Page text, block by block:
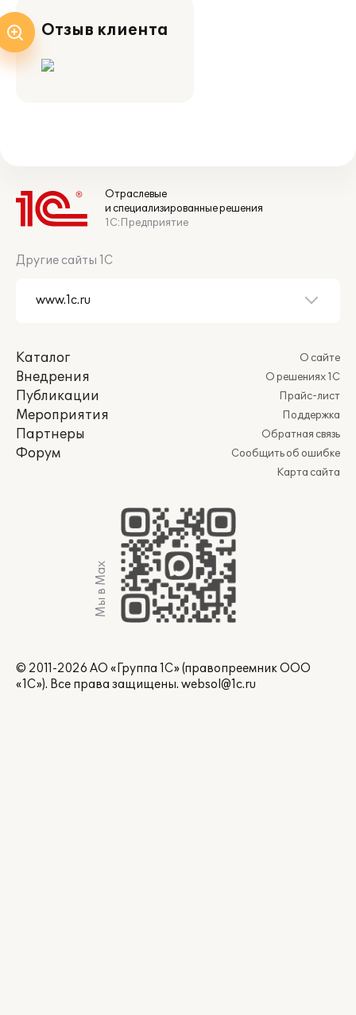
Отзыв клиента
Отраслевые
и специализированные решения
1С:Предприятие
Другие сайты 1С
Каталог
Внедрения
Публикации
Мероприятия
Партнеры
Форум
О сайте
О решениях 1С
Прайс-лист
Поддержка
Обратная связь
Сообщить об ошибке
Карта сайта
Мы в Max
© 2011-2026 АО «Группа 1С» (правопреемник ООО
«1С»). Все права защищены. websol@1c.ru